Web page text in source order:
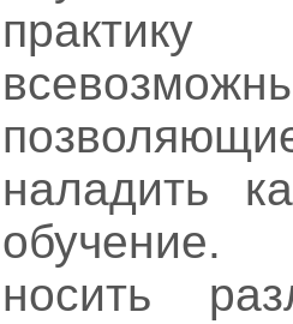
наладить
обучение.
носить